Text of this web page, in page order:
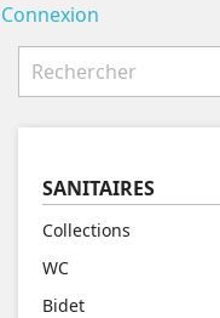
Connexion
SANITAIRES
Collections
WC
Bidet